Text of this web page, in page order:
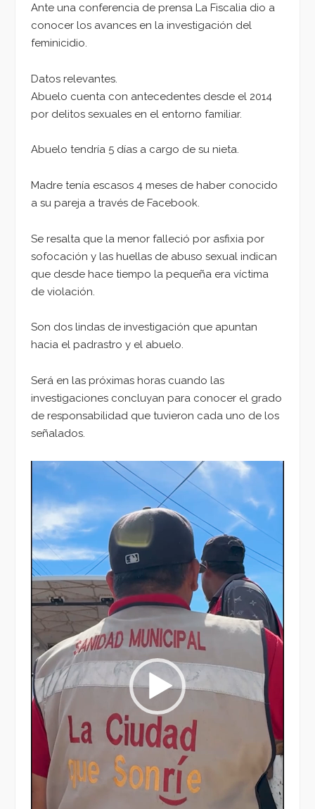
Ante una conferencia de prensa La Fiscalia dio a
conocer los avances en la investigación del
feminicidio.
Datos relevantes.
Abuelo cuenta con antecedentes desde el 2014
por delitos sexuales en el entorno familiar.
Abuelo tendría 5 días a cargo de su nieta.
Madre tenía escasos 4 meses de haber conocido
a su pareja a través de Facebook.
Se resalta que la menor falleció por asfixia por
sofocación y las huellas de abuso sexual indican
que desde hace tiempo la pequeña era víctima
de violación.
Son dos lindas de investigación que apuntan
hacia el padrastro y el abuelo.
Será en las próximas horas cuando las
investigaciones concluyan para conocer el grado
de responsabilidad que tuvieron cada uno de los
señalados.
Reproductor
vídeo